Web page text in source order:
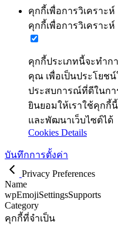
คุกกี้เพื่อการวิเคราะห์
คุกกี้เพื่อการวิเคราะห์
คุกกี้ประเภทนี้จะทำก
คุณ เพื่อเป็นประโยช
ประสบการณ์ที่ดีในกา
ยินยอมให้เราใช้คุกกี้
และพัฒนาเว็บไซต์ได้
Cookies Details
บันทึกการตั้งค่า
Privacy Preferences
Name
wpEmojiSettingsSupports
Category
คุกกี้ที่จำเป็น